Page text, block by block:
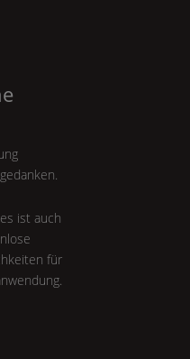
ist auch
für